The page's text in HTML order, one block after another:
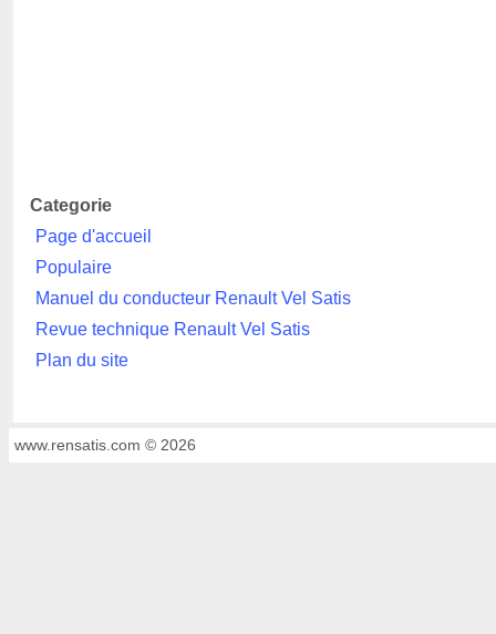
Categorie
Page d'accueil
Populaire
Manuel du conducteur Renault Vel Satis
Revue technique Renault Vel Satis
Plan du site
www.rensatis.com © 2026